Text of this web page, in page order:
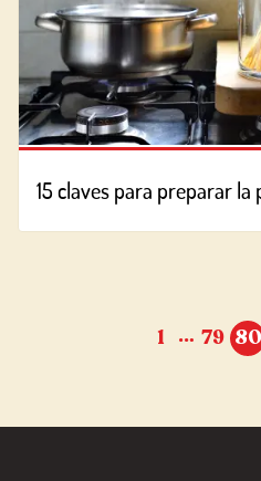
15 claves para preparar la
1 … 79 80